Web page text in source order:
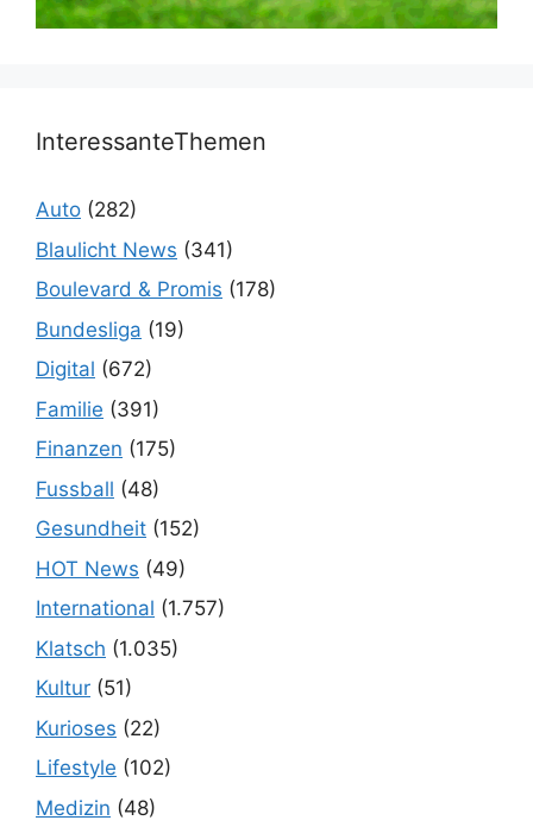
InteressanteThemen
Auto (282)
Blaulicht News (341)
Boulevard & Promis (178)
Bundesliga (19)
Digital (672)
Familie (391)
Finanzen (175)
Fussball (48)
Gesundheit (152)
HOT News (49)
International (1.757)
Klatsch (1.035)
Kultur (51)
Kurioses (22)
Lifestyle (102)
Medizin (48)